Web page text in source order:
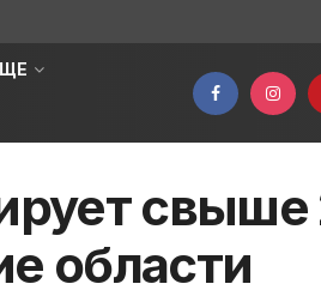
свыше
области